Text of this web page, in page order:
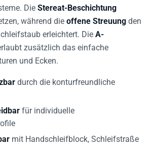
Die Stereat-Beschichtung
während die offene Streuung den
erleichtert. Die A-
zusätzlich das einfache
und Ecken.
durch die konturfreundliche
für individuelle
mit Handschleifblock, Schleifstraße